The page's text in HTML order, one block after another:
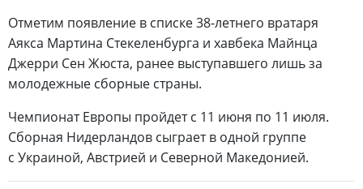
Отметим появление в списке 38-летнего вратаря
Аякса Мартина Стекеленбурга и хавбека Майнца
Джерри Сен Жюста, ранее выступавшего лишь за
молодежные сборные страны.
Чемпионат Европы пройдет с 11 июня по 11 июля.
Сборная Нидерландов сыграет в одной группе
с Украиной, Австрией и Северной Македонией.